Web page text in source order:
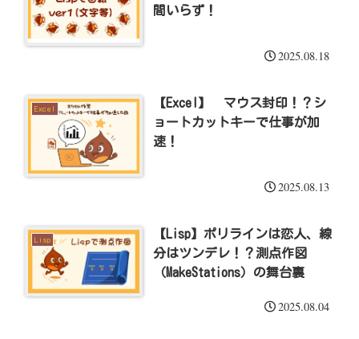
間いらず！
2025.08.18
Excel
【Excel】 マウス封印！？シ
ョートカットキーで仕事が加
速！
2025.08.13
Lisp
【Lisp】ポリラインは恋人、線
分はツンデレ！？測点作図
（MakeStations）の舞台裏
2025.08.04